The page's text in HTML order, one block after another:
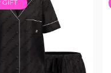
GIFT